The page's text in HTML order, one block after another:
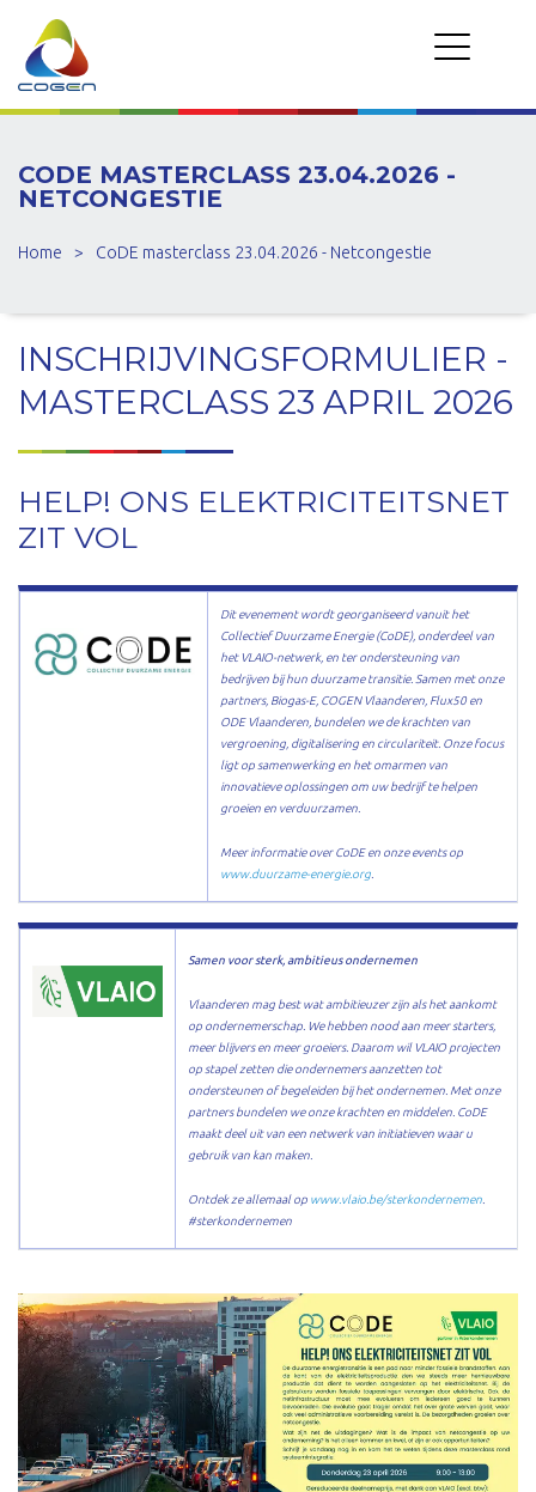
CODE MASTERCLASS 23.04.2026 -
NETCONGESTIE
Home > CoDE masterclass 23.04.2026 - Netcongestie
INSCHRIJVINGSFORMULIER -
MASTERCLASS 23 APRIL 2026
HELP! ONS ELEKTRICITEITSNET
ZIT VOL
Dit evenement wordt georganiseerd vanuit het
Collectief Duurzame Energie (CoDE), onderdeel van
het VLAIO-netwerk, en ter ondersteuning van
bedrijven bij hun duurzame transitie. Samen met onze
partners, Biogas-E, COGEN Vlaanderen, Flux50 en
ODE Vlaanderen, bundelen we de krachten van
vergroening, digitalisering en circulariteit. Onze focus
ligt op samenwerking en het omarmen van
innovatieve oplossingen om uw bedrijf te helpen
groeien en verduurzamen.
Meer informatie over CoDE en onze events op
www.duurzame-energie.org
Samen voor sterk, ambitieus ondernemen
Vlaanderen mag best wat ambitieuzer zijn als het aankomt
op ondernemerschap. We hebben nood aan meer starters,
meer blijvers en meer groeiers. Daarom wil VLAIO projecten
op stapel zetten die ondernemers aanzetten tot
ondersteunen of begeleiden bij het ondernemen. Met onze
partners bundelen we onze krachten en middelen. CoDE
maakt deel uit van een netwerk van initiatieven waar u
gebruik van kan maken.
Ontdek ze allemaal op www.vlaio.be/sterkondernemen
#sterkondernemen